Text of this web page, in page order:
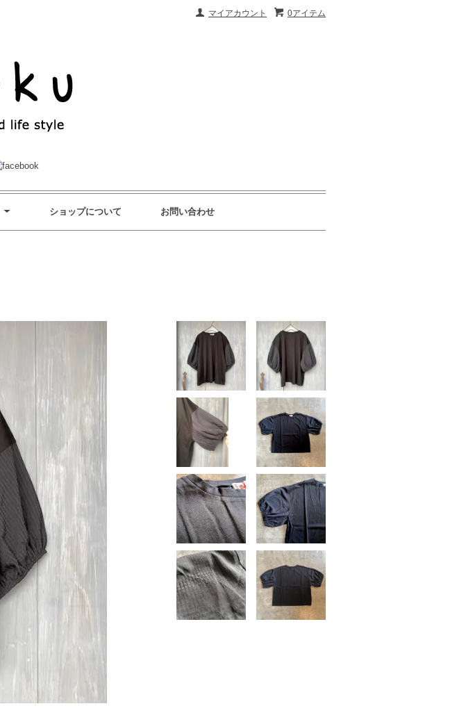
0アイテム
マイアカウント
ショップについて お問い合わせ